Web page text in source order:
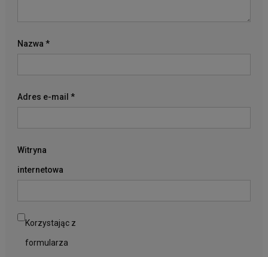
Nazwa *
Adres e-mail *
Witryna
internetowa
Korzystając z
formularza